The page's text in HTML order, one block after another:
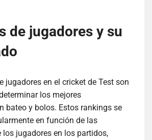
de jugadores y su
jugadores en el cricket de Test son
los mejores
bateo y bolos. Estos rankings se
en función de las
los jugadores en los partidos,